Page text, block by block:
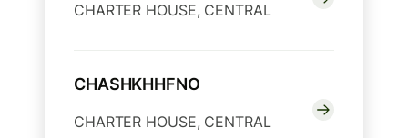
CHARTER HOUSE, CENTRAL
CHASHKHHFNO
CHARTER HOUSE, CENTRAL